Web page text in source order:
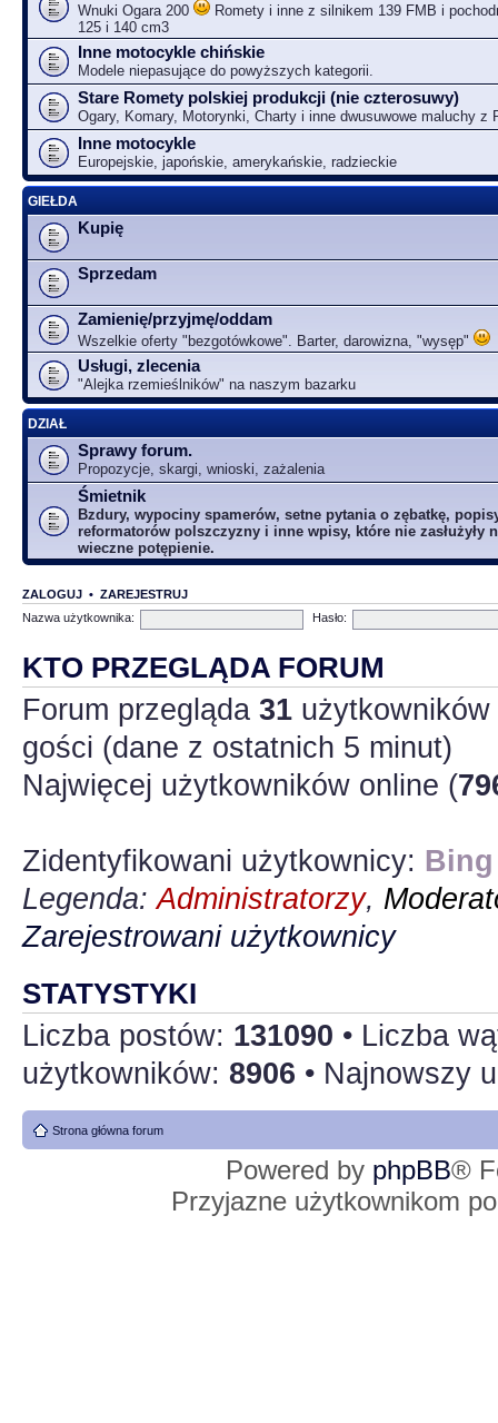
Wnuki Ogara 200
Romety i inne z silnikem 139 FMB i
125 i 140 cm3
Inne motocykle chińskie
Modele niepasujące do powyższych kategorii.
Stare Romety polskiej produkcji (nie czterosuwy)
Ogary, Komary, Motorynki, Charty i inne dwusuwowe maluchy z
Inne motocykle
Europejskie, japońskie, amerykańskie, radzieckie
GIEŁDA
Kupię
Sprzedam
Zamienię/przyjmę/oddam
Wszelkie oferty "bezgotówkowe". Barter, darowizna, "wysęp"
Usługi, zlecenia
"Alejka rzemieślników" na naszym bazarku
DZIAŁ
Sprawy forum.
Propozycje, skargi, wnioski, zażalenia
Śmietnik
Bzdury, wypociny spamerów, setne pytania o zębatkę,
reformatorów polszczyzny i inne wpisy, które nie zasłużyły
wieczne potępienie.
ZALOGUJ • ZAREJESTRUJ
Nazwa użytkownika:
Hasło:
KTO PRZEGLĄDA FORUM
Forum przegląda 31
gości (dane z ostatnich 5 minut)
Najwięcej użytkowników online (
Zidentyfikowani użytkownicy:
Legenda:Administratorzy,
Zarejestrowani użytkownicy
STATYSTYKI
Liczba postów: 131090 • Liczba
użytkowników: 8906 • Najnowszy
Strona główna forum
Powered by phpBB®
Przyjazne użytkownikom